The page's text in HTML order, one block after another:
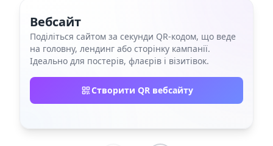
Вебсайт
Поділіться сайтом за секунди QR‑кодом, що веде
на головну, лендинг або сторінку кампанії.
Ідеально для постерів, флаєрів і візитівок.
Створити QR вебсайту